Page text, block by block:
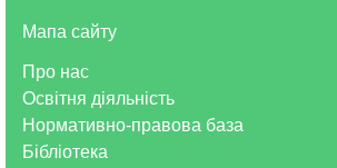
Про нас
Освітня діяльність
Нормативно-правова база
Бібліотека
Мапа сайту